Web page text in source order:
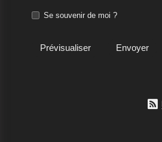
Se souvenir de moi ?
